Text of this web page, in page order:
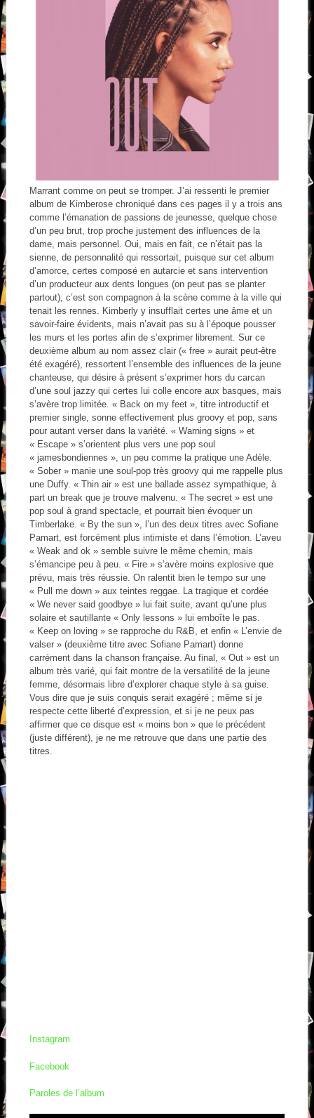
Marrant comme on peut se tromper. J’ai ressenti le premier
album de Kimberose chroniqué dans ces pages il y a trois ans
comme l’émanation de passions de jeunesse, quelque chose
d’un peu brut, trop proche justement des influences de la
dame, mais personnel. Oui, mais en fait, ce n’était pas la
sienne, de personnalité qui ressortait, puisque sur cet album
d’amorce, certes composé en autarcie et sans intervention
d’un producteur aux dents longues (on peut pas se planter
partout), c’est son compagnon à la scène comme à la ville qui
tenait les rennes. Kimberly y insufflait certes une âme et un
savoir-faire évidents, mais n’avait pas su à l’époque pousser
les murs et les portes afin de s’exprimer librement. Sur ce
deuxième album au nom assez clair (« free » aurait peut-être
été exagéré), ressortent l’ensemble des influences de la jeune
chanteuse, qui désire à présent s’exprimer hors du carcan
d’une soul jazzy qui certes lui colle encore aux basques, mais
s’avère trop limitée. « Back on my feet », titre introductif et
premier single, sonne effectivement plus groovy et pop, sans
pour autant verser dans la variété. « Warning signs » et
« Escape » s’orientent plus vers une pop soul
« jamesbondiennes », un peu comme la pratique une Adèle.
« Sober » manie une soul-pop très groovy qui me rappelle plus
une Duffy. « Thin air » est une ballade assez sympathique, à
part un break que je trouve malvenu. « The secret » est une
pop soul à grand spectacle, et pourrait bien évoquer un
Timberlake. « By the sun », l’un des deux titres avec Sofiane
Pamart, est forcément plus intimiste et dans l’émotion. L’aveu
« Weak and ok » semble suivre le même chemin, mais
s’émancipe peu à peu. « Fire » s’avère moins explosive que
prévu, mais très réussie. On ralentit bien le tempo sur une
« Pull me down » aux teintes reggae. La tragique et cordée
« We never said goodbye » lui fait suite, avant qu’une plus
solaire et sautillante « Only lessons » lui emboîte le pas.
« Keep on loving » se rapproche du R&B, et enfin « L’envie de
valser » (deuxième titre avec Sofiane Pamart) donne
carrément dans la chanson française. Au final, « Out » est un
album très varié, qui fait montre de la versatilité de la jeune
femme, désormais libre d’explorer chaque style à sa guise.
Vous dire que je suis conquis serait exagéré ; même si je
respecte cette liberté d’expression, et si je ne peux pas
affirmer que ce disque est « moins bon » que le précédent
(juste différent), je ne me retrouve que dans une partie des
titres.
Instagram
Facebook
Paroles de l’album